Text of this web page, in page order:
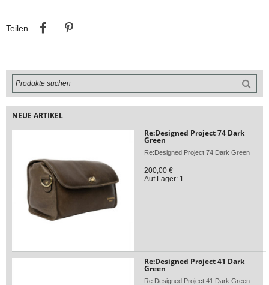
Teilen
Teilen
NEUE ARTIKEL
Re:Designed Project 74 Dark
Green
Re:Designed Project 74 Dark Green
200,00 €
Auf Lager: 1
Re:Designed Project 41 Dark
Green
Re:Designed Project 41 Dark Green